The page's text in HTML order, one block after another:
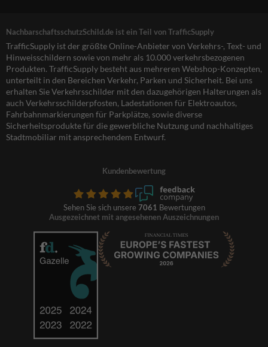
NachbarschaftsschutzSchild.de ist ein Teil von TrafficSupply
TrafficSupply ist der größte Online-Anbieter von Verkehrs-, Text- und
Hinweisschildern sowie von mehr als 10.000 verkehrsbezogenen
Produkten. TrafficSupply besteht aus mehreren Webshop-Konzepten,
unterteilt in den Bereichen Verkehr, Parken und Sicherheit. Bei uns
erhalten Sie Verkehrsschilder mit den dazugehörigen Halterungen als
auch Verkehrsschilderpfosten, Ladestationen für Elektroautos,
Fahrbahnmarkierungen für Parkplätze, sowie diverse
Sicherheitsprodukte für die gewerbliche Nutzung und nachhaltiges
Stadtmobiliar mit ansprechendem Entwurf.
Kundenbewertung
Sehen Sie sich unsere 7061 Bewertungen
Ausgezeichnet mit angesehenen Auszeichnungen